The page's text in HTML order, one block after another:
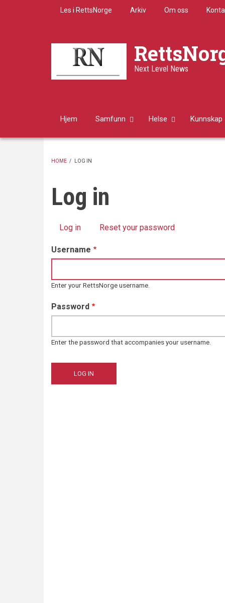
Les i RettsNorge Arkiv Om oss
Next Level News
Hjem Samfunn Helse Kunnskap
HOME / LOG IN
Log in
tabs
Log in (active tab)
Reset your password
Username
Enter your RettsNorge username.
Password
Enter the password that accompanies your username.